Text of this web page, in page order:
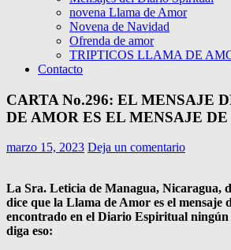
novena Llama de Amor
Novena de Navidad
Ofrenda de amor
TRIPTICOS LLAMA DE
Contacto
CARTA No.296: EL MENSAJE
DE AMOR ES EL MENSAJE
marzo 15, 2023 Deja un comentario
La Sra. Leticia de Managua, Nicaragua,
dice que la Llama de Amor es el mensaje
encontrado en el Diario Espiritual ningún
diga eso: